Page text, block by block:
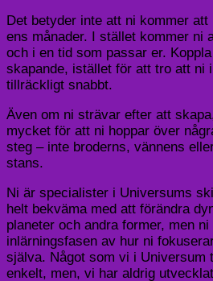
Det betyder inte att ni kommer
ens månader. I stället kommer ni
och i en tid som passar er.
skapande, istället för att tro att ni
tillräckligt snabbt.
Även om ni strävar efter att
mycket för att ni hoppar över
steg – inte broderns, vännens
stans.
Ni är specialister i Universums
helt bekväma med att förändra
planeter och andra former, men ni
inlärningsfasen av hur ni
själva. Något som vi i Universum
enkelt, men, vi har aldrig